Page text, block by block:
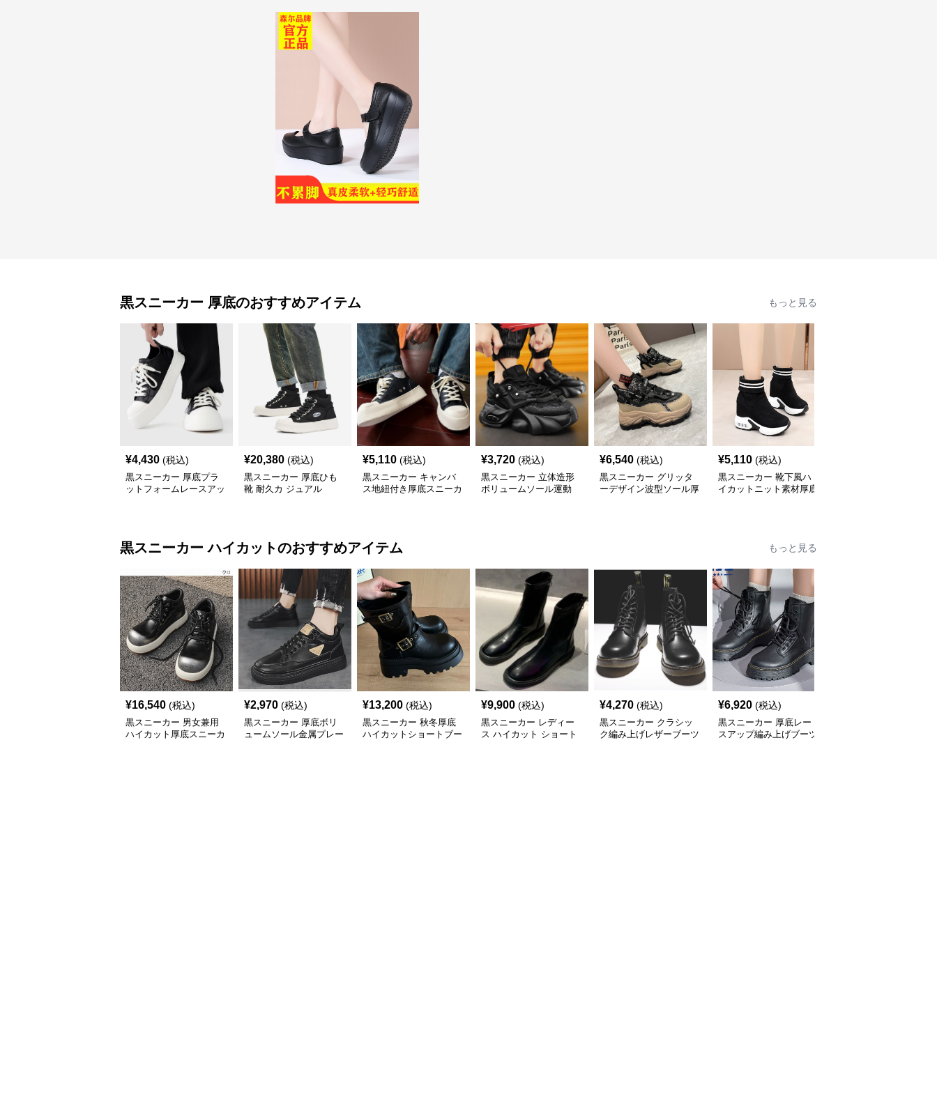
黒スニーカー 厚底のおすすめアイテム もっと見る
¥4,430 (税込)
黒スニーカー 厚底プラ
ットフォームレースアッ
¥20,380 (税込)
黒スニーカー 厚底ひも
靴 耐久カ ジュアル
¥5,110 (税込)
黒スニーカー キャンバ
ス地紐付き厚底スニーカ
¥3,720 (税込)
黒スニーカー 立体造形
ボリュームソール運動
¥6,540 (税込)
黒スニーカー グリッタ
ーデザイン波型ソール厚
¥5,110 (税込)
黒スニーカー 靴下風ハ
イカットニット素材厚底
黒スニーカー ハイカットのおすすめアイテム もっと見る
¥16,540 (税込)
黒スニーカー 男女兼用
ハイカット厚底スニーカ
¥2,970 (税込)
黒スニーカー 厚底ボリ
ュームソール金属プレー
¥13,200 (税込)
黒スニーカー 秋冬厚底
ハイカットショートブー
¥9,900 (税込)
黒スニーカー レディー
ス ハイカット ショート
¥4,270 (税込)
黒スニーカー クラシッ
ク編み上げレザーブーツ
¥6,920 (税込)
黒スニーカー 厚底レー
スアップ編み上げブーツ